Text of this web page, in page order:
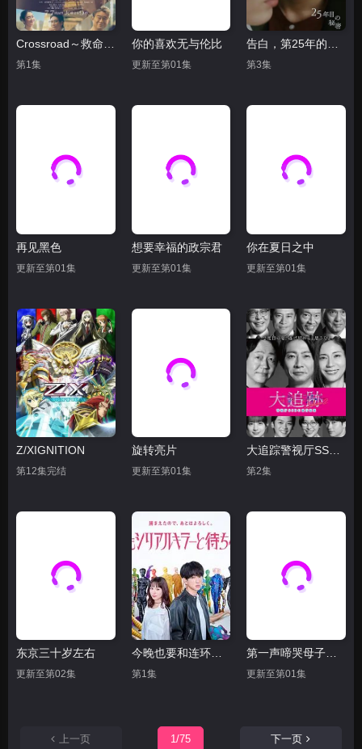
第1集
你的喜欢无与伦比
更新至第01集 第3集
再见黑色
更新至第01集
想要幸福的政宗君
更新至第01集
你在夏日之中
更新至第01集
Z/XIGNITION
第12集完结
旋转亮片
更新至第01集 第2集
东京三十岁左右
更新至第02集
今晚也要和连环杀手约会
第1集
第一声啼哭母子救命急救班
更新至第01集
上一页 1/75 下一页